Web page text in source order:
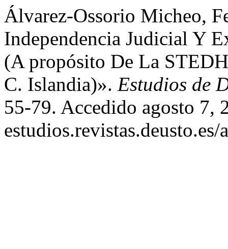
Álvarez-Ossorio Micheo,
Independencia Judicial Y
(A propósito De La
C. Islandia)». Estudios de
55-79. Accedido agosto 7,